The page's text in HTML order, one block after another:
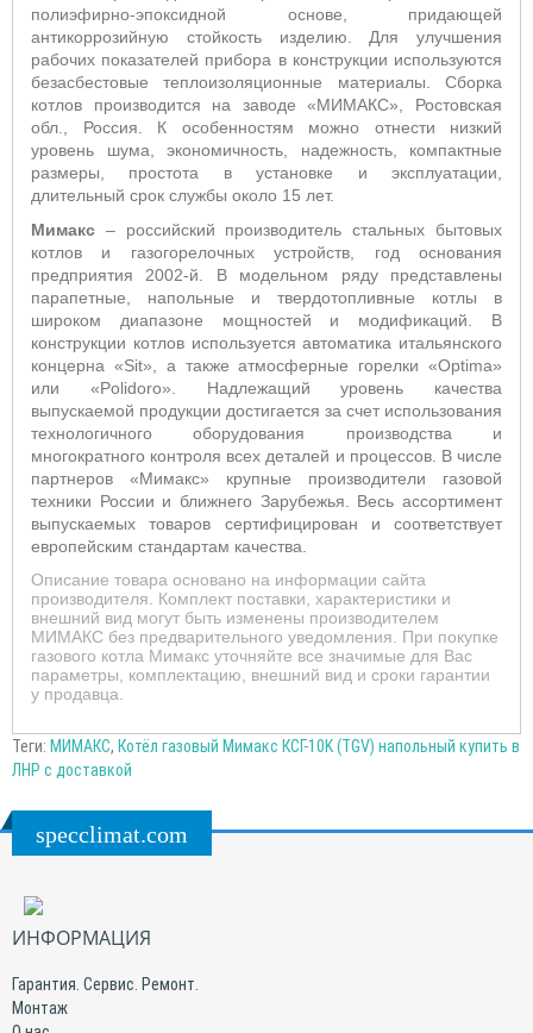
полиэфирно-эпоксидной основе, придающей
антикоррозийную стойкость изделию. Для улучшения
рабочих показателей прибора в конструкции используются
безасбестовые теплоизоляционные материалы. Сборка
котлов производится на заводе «МИМАКС», Ростовская
обл., Россия. К особенностям можно отнести низкий
уровень шума, экономичность, надежность, компактные
размеры, простота в установке и эксплуатации,
длительный срок службы около 15 лет.
Мимакс – российский производитель стальных бытовых
котлов и газогорелочных устройств, год основания
предприятия 2002-й. В модельном ряду представлены
парапетные, напольные и твердотопливные котлы в
широком диапазоне мощностей и модификаций. В
конструкции котлов используется автоматика итальянского
концерна «Sit», а также атмосферные горелки «Optima»
или «Polidoro». Надлежащий уровень качества
выпускаемой продукции достигается за счет использования
технологичного оборудования производства и
многократного контроля всех деталей и процессов. В числе
партнеров «Мимакс» крупные производители газовой
техники России и ближнего Зарубежья. Весь ассортимент
выпускаемых товаров сертифицирован и соответствует
европейским стандартам качества.
Описание товара основано на информации сайта
производителя. Комплект поставки, характеристики и
внешний вид могут быть изменены производителем
МИМАКС без предварительного уведомления. При покупке
газового котла Мимакс уточняйте все значимые для Вас
параметры, комплектацию, внешний вид и сроки гарантии
у продавца.
Теги: МИМАКС, Котёл газовый Мимакс КСГ-10K (TGV) напольный купить в
ЛНР с доставкой
specclimat.com
ИНФОРМАЦИЯ
Гарантия. Сервис. Ремонт.
Монтаж